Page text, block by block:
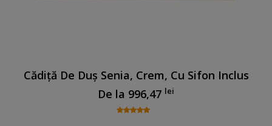
Cădiță De Duș Senia, Crem, Cu Sifon Inclus
De la 996,47 lei